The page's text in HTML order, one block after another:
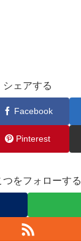
シェアする
Facebook
Pinterest
つをフォローする